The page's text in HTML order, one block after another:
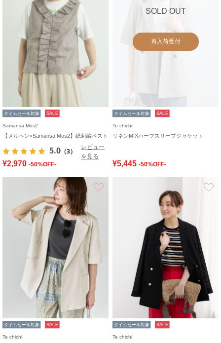
タイムセール対象 SALE
Samansa Mos2
【メルヘン×Samansa Mos2】総刺繍ベスト
5.0 （3）
レビュー
を見る
¥2,970 -50%OFF-
SOLD OUT
再入荷受付
タイムセール対象 SALE
Te chichi
リネンMIXハーフスリーブジャケット
¥5,445 -50%OFF-
タイムセール対象 SALE
Te chichi
タイムセール対象 SALE
Te chichi